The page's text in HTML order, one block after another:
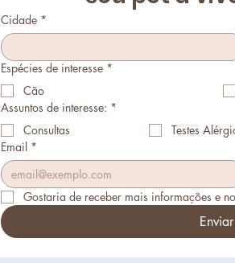
Cidade *
Espécies de interesse *
Cão
Assuntos de interesse: *
Consultas
Testes
Email *
Gostaria de receber mais informações e
Enviar